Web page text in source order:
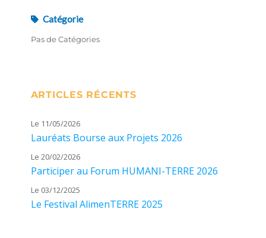
Catégorie
Pas de Catégories
ARTICLES RÉCENTS
Le 11/05/2026
Lauréats Bourse aux Projets 2026
Le 20/02/2026
Participer au Forum HUMANI-TERRE 2026
Le 03/12/2025
Le Festival AlimenTERRE 2025